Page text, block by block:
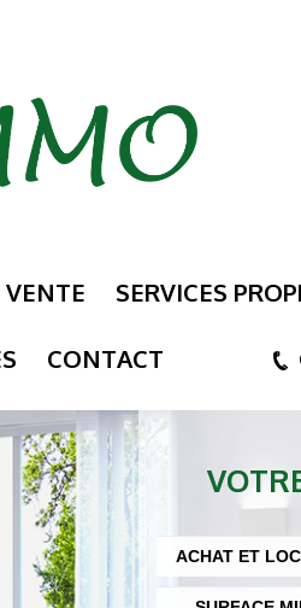
VENTE SERVICES
CONTACT